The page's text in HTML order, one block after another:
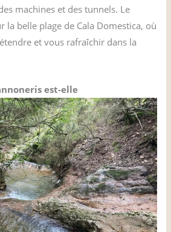
machines et des tunnels. Le
la belle plage de Cala Domestica, où
et vous rafraîchir dans la
est-elle